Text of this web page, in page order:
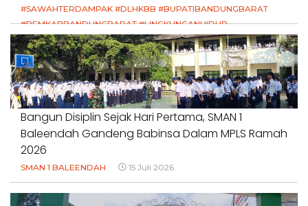
#SAWAHTERDAMPAK #DLHKBB #BUPATIBANDUNGBARAT
#PEMKABBANDUNGBARAT #LINGKUNGANHIDUP
#HAKPETANI #KEADILANUNTUKPETANI
#NORMALISASISALURAN #IRIGASIRUSAK
#DUGAANPENCEMARAN #AKUNTABILITASPEMERINTAH
18 Juli 2026
Bangun Disiplin Sejak Hari Pertama, SMAN 1
Baleendah Gandeng Babinsa Dalam MPLS Ramah
2026
SMAN 1 BALEENDAH 15 Juli 2026